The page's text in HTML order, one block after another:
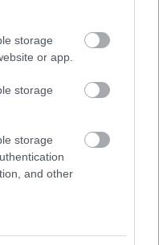
storage
or app.
storage
storage
and other